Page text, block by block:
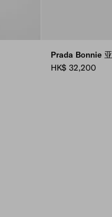
Prada Bonnie
HK$ 32,200